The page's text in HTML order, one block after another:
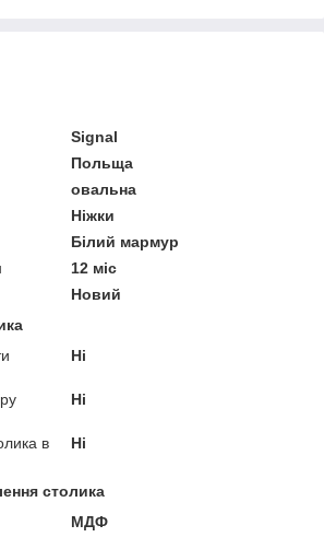
Signal
Польща
овальна
Ніжки
Білий мармур
12 міс
Новий
Ні
Ні
в
Ні
столика
МДФ